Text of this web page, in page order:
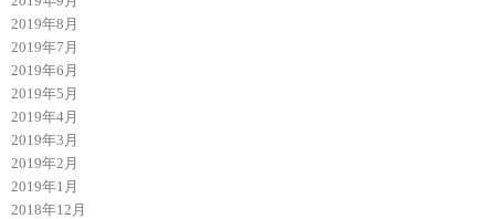
2019年8月
2019年7月
2019年6月
2019年5月
2019年4月
2019年3月
2019年2月
2019年1月
2018年12月